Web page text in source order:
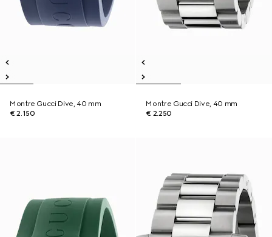
Montre Gucci Dive, 40 mm
€ 2.150
Montre Gucci Dive, 40 mm
€ 2.250